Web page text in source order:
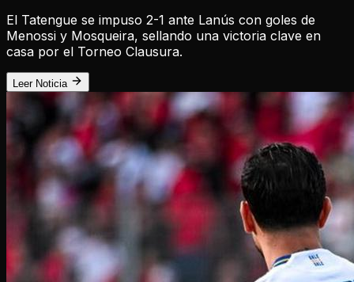
El Tatengue se impuso 2-1 ante Lanús con goles de
Menossi y Mosqueira, sellando una victoria clave en
casa por el Torneo Clausura.
Leer Noticia